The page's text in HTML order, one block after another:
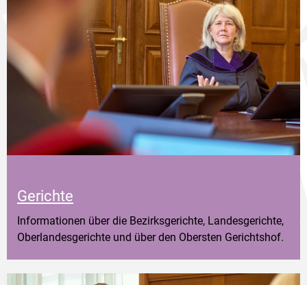
Gerichte
Informationen über die Bezirksgerichte, Landesgerichte,
Oberlandesgerichte und über den Obersten Gerichtshof.